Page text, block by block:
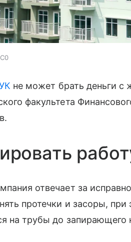
не может брать деньги с
факультета
отвечает за
протечки и засоры, при
на трубы до